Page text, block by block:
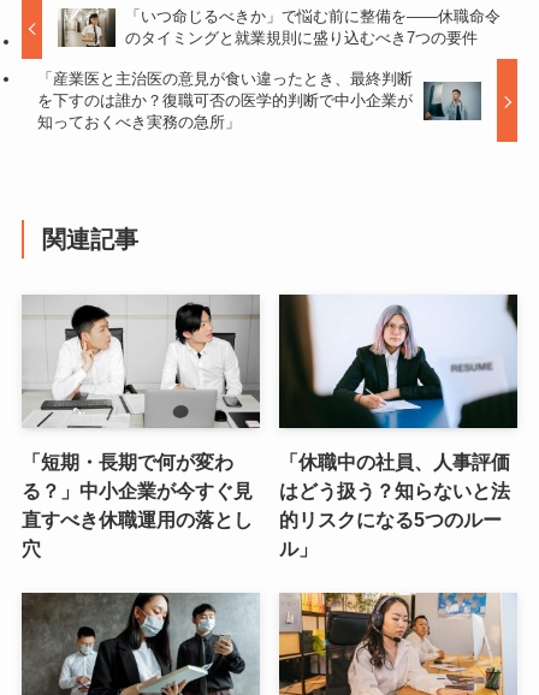
「いつ命じるべきか」で悩む前に整備を——休職命令
のタイミングと就業規則に盛り込むべき7つの要件
「産業医と主治医の意見が食い違ったとき、最終判断
を下すのは誰か？復職可否の医学的判断で中小企業が
知っておくべき実務の急所」
関連記事
「短期・長期で何が変わ
る？」中小企業が今すぐ見
直すべき休職運用の落とし
穴
「休職中の社員、人事評価
はどう扱う？知らないと法
的リスクになる5つのルー
ル」